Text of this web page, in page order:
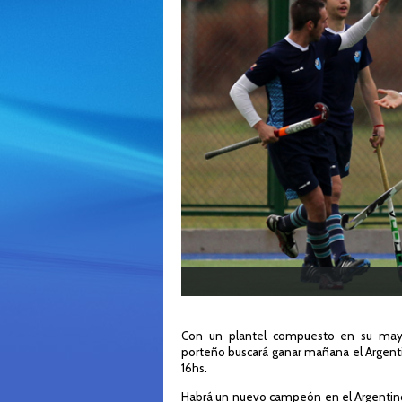
Con un plantel compuesto en su
porteño buscará ganar mañana el
16hs.
Habrá un nuevo campeón en el